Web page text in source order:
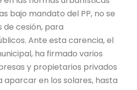
bajo mandato del PP, no se
de cesión, para
Ante esta carencia, el
ha firmado varios
y propietarios privados
aparcar en los solares, hasta